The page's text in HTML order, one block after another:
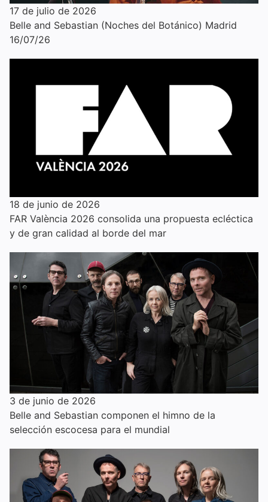
17 de julio de 2026
Belle and Sebastian (Noches del Botánico) Madrid
16/07/26
18 de junio de 2026
FAR València 2026 consolida una propuesta ecléctica
y de gran calidad al borde del mar
3 de junio de 2026
Belle and Sebastian componen el himno de la
selección escocesa para el mundial